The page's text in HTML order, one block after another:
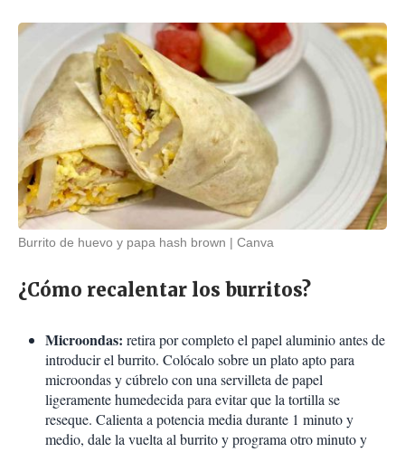
Burrito de huevo y papa hash brown Canva
¿Cómo recalentar los burritos?
Microondas: retira por completo el papel aluminio antes de
introducir el burrito. Colócalo sobre un plato apto para
microondas y cúbrelo con una servilleta de papel
ligeramente humedecida para evitar que la tortilla se
reseque. Calienta a potencia media durante 1 minuto y
medio, dale la vuelta al burrito y programa otro minuto y